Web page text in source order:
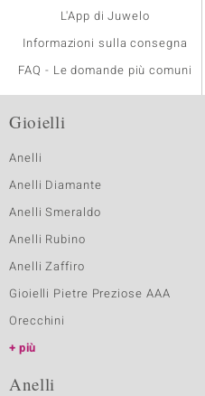
L'App di Juwelo
Informazioni sulla consegna
FAQ - Le domande più comuni
Gioielli
Anelli
Anelli Diamante
Anelli Smeraldo
Anelli Rubino
Anelli Zaffiro
Gioielli Pietre Preziose AAA
Orecchini
più
Anelli